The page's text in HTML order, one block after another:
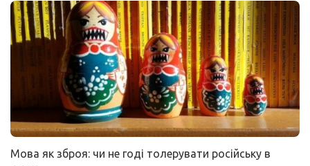
Мова як зброя: чи не годі толерувати російську в